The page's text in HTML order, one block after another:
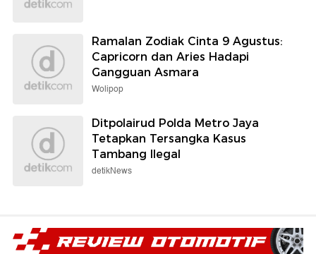
Ramalan Zodiak Cinta 9 Agustus:
Capricorn dan Aries Hadapi
Gangguan Asmara
Wolipop
Ditpolairud Polda Metro Jaya
Tetapkan Tersangka Kasus
Tambang Ilegal
detikNews